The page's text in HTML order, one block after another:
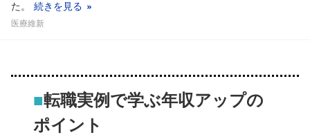
た。
続きを見る
医療維新
■転職実例で学ぶ年収アップの
ポイント